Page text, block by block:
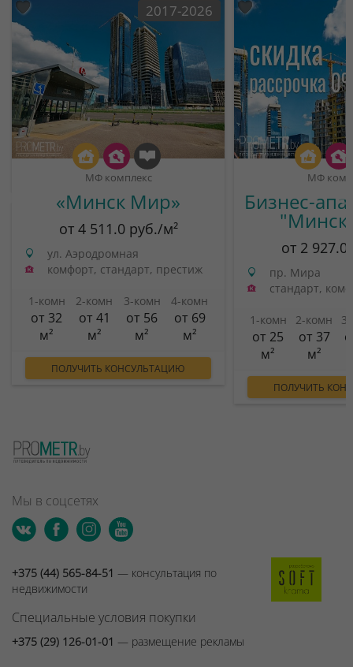
2017-2026
МФ комплекс
«Минск Мир»
от 4 511.0 руб./м²
ул. Аэродромная
комфорт, стандарт, престиж
1-комн
от 32
м²
2-комн
от 41
м²
3-комн
от 56
м²
4-комн
от 69
м²
ПОЛУЧИТЬ КОНСУЛЬТАЦИЮ
МФ
Бизнес-
от 2
пр. Мира
стандарт,
1-комн
от 25
м²
2-комн
от 37
м²
ПОЛУЧИТЬ
Мы в соцсетях
+375 (44) 565-84-51 — консультация по
недвижимости
Специальные условия покупки
+375 (29) 126-01-01 — размещение рекламы